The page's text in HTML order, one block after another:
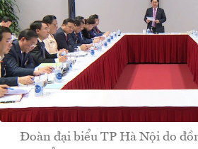
Đoàn đại biểu TP Hà Nội do